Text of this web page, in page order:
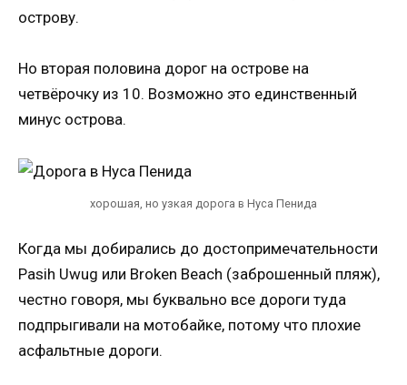
острову.
Но вторая половина дорог на острове на
четвёрочку из 10. Возможно это единственный
минус острова.
хорошая, но узкая дорога в Нуса Пенида
Когда мы добирались до достопримечательности
Pasih Uwug или Broken Beach (заброшенный пляж),
честно говоря, мы буквально все дороги туда
подпрыгивали на мотобайке, потому что плохие
асфальтные дороги.